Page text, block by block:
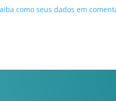
como seus dados em